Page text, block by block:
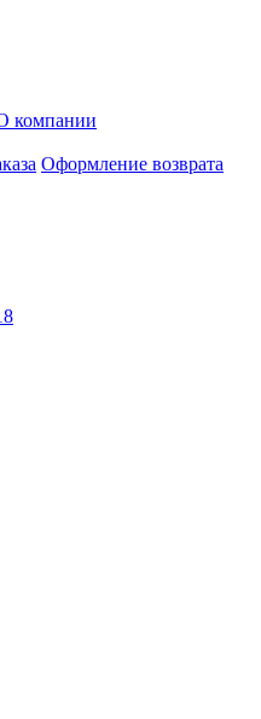
компании
Оформление возврата